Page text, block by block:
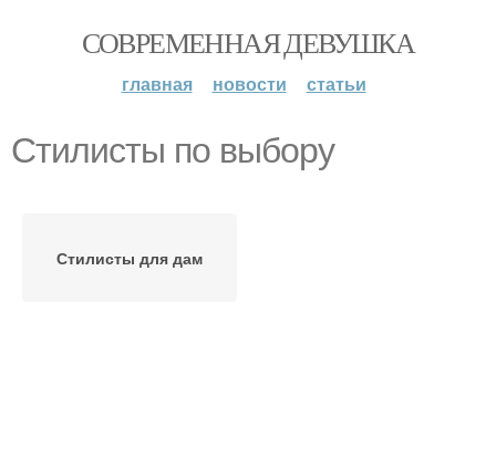
СОВРЕМЕННАЯ ДЕВУШКА
главная новости статьи
Стилисты по выбору
Стилисты для дам